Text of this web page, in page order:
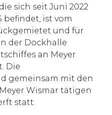
sich seit Juni 2022
befindet, ist vom
und für
der Dockhalle
an Meyer
Die
gemeinsam mit den
Wismar tätigen
statt.